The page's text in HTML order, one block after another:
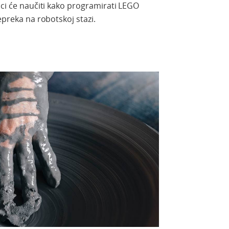
će naučiti kako programirati LEGO
na robotskoj stazi.